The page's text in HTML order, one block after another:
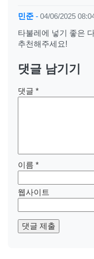
민준 - 04/06/2025
타불레에 넣기 좋은
추천해주세요!
댓글 남기기
댓글 *
이름 *
웹사이트
댓글 제출